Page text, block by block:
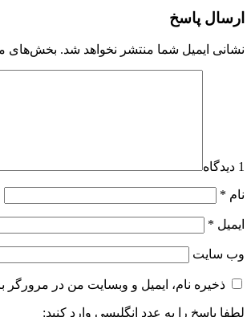
ارسال پاسخ
نشانی ایمیل شما منتشر نخواهد شد. بخش‌های
1 دیدگاه
نام *
ایمیل *
وب‌ سایت
ذخیره نام، ایمیل و وبسایت من در مرورگر
لطفا پاسخ را به عدد انگلیسی وارد کنید: